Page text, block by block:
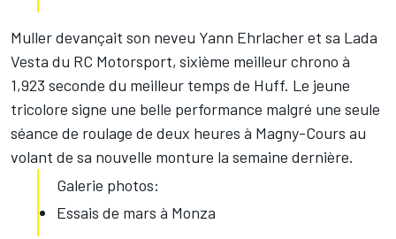
Muller devançait son neveu Yann Ehrlacher et sa Lada
Vesta du RC Motorsport, sixième meilleur chrono à
1,923 seconde du meilleur temps de Huff. Le jeune
tricolore signe une belle performance malgré une seule
séance de roulage de deux heures à Magny-Cours au
volant de sa nouvelle monture la semaine dernière.
Galerie photos:
Essais de mars à Monza